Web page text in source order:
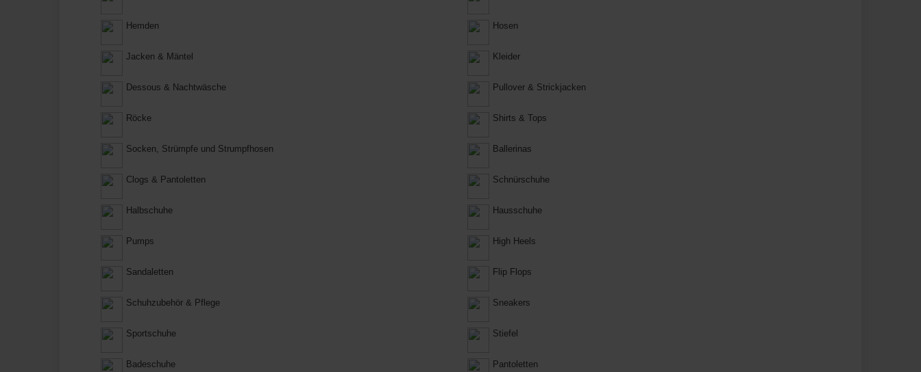
Hemden Hosen
Jacken & Mäntel Kleider
Dessous & Nachtwäsche Pullover & Strickjacken
Röcke Shirts & Tops
Socken, Strümpfe und Strumpfhosen Ballerinas
Clogs & Pantoletten Schnürschuhe
Halbschuhe Hausschuhe
Pumps High Heels
Sandaletten Flip Flops
Schuhzubehör & Pflege Sneakers
Sportschuhe Stiefel
Badeschuhe Pantoletten